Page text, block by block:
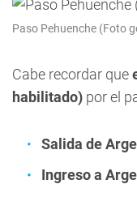
Paso Pehuenche (Foto
Cabe recordar que
habilitado) por el
Salida de
Ingreso a